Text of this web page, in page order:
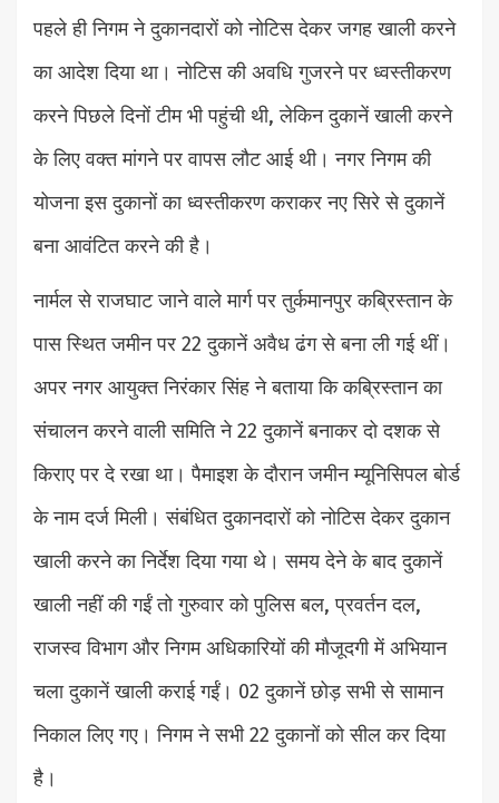
पहले ही निगम ने दुकानदारों को नोटिस देकर जगह खाली करने
का आदेश दिया था। नोटिस की अवधि गुजरने पर ध्वस्तीकरण
करने पिछले दिनों टीम भी पहुंची थी, लेकिन दुकानें खाली करने
के लिए वक्त मांगने पर वापस लौट आई थी। नगर निगम की
योजना इस दुकानों का ध्वस्तीकरण कराकर नए सिरे से दुकानें
बना आवंटित करने की है।
नार्मल से राजघाट जाने वाले मार्ग पर तुर्कमानपुर कब्रिस्तान के
पास स्थित जमीन पर 22 दुकानें अवैध ढंग से बना ली गई थीं।
अपर नगर आयुक्त निरंकार सिंह ने बताया कि कब्रिस्तान का
संचालन करने वाली समिति ने 22 दुकानें बनाकर दो दशक से
किराए पर दे रखा था। पैमाइश के दौरान जमीन म्यूनिसिपल बोर्ड
के नाम दर्ज मिली। संबंधित दुकानदारों को नोटिस देकर दुकान
खाली करने का निर्देश दिया गया थे। समय देने के बाद दुकानें
खाली नहीं की गईं तो गुरुवार को पुलिस बल, प्रवर्तन दल,
राजस्व विभाग और निगम अधिकारियों की मौजूदगी में अभियान
चला दुकानें खाली कराई गईं। 02 दुकानें छोड़ सभी से सामान
निकाल लिए गए। निगम ने सभी 22 दुकानों को सील कर दिया
है।